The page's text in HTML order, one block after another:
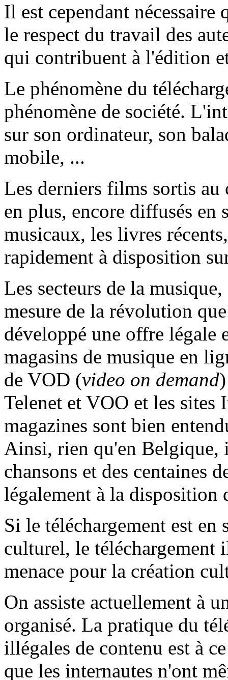
Il est cependant nécessaire
le respect du travail des
qui contribuent à l'édition
Le phénomène du
phénomène de société.
sur son ordinateur, son
mobile, ...
Les derniers films sortis
en plus, encore diffusés en
musicaux, les livres
rapidement à disposition
Les secteurs de la
mesure de la révolution
développé une offre légale
magasins de musique en
de VOD (video on demand
Telenet et VOO et les
magazines sont bien
Ainsi, rien qu'en Belgique,
chansons et des centaines
légalement à la disposition
Si le téléchargement est
culturel, le téléchargement
menace pour la création
On assiste actuellement à
organisé. La pratique du
illégales de contenu est à
que les internautes n'ont